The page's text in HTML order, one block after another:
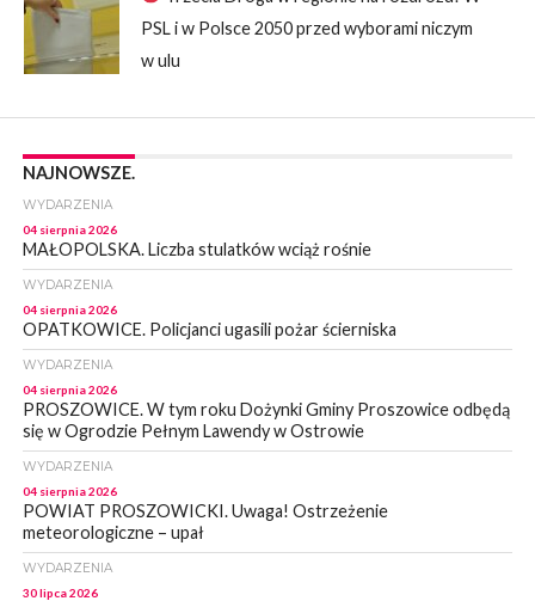
PSL i w Polsce 2050 przed wyborami niczym
w ulu
NAJNOWSZE.
WYDARZENIA
04 sierpnia 2026
MAŁOPOLSKA. Liczba stulatków wciąż rośnie
WYDARZENIA
04 sierpnia 2026
OPATKOWICE. Policjanci ugasili pożar ścierniska
WYDARZENIA
04 sierpnia 2026
PROSZOWICE. W tym roku Dożynki Gminy Proszowice odbędą
się w Ogrodzie Pełnym Lawendy w Ostrowie
WYDARZENIA
04 sierpnia 2026
POWIAT PROSZOWICKI. Uwaga! Ostrzeżenie
meteorologiczne – upał
WYDARZENIA
30 lipca 2026